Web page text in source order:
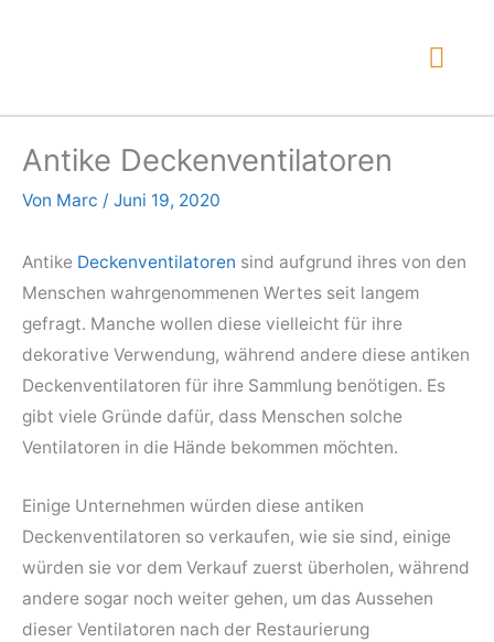
Antike Deckenventilatoren
Von Marc / Juni 19, 2020
Antike Deckenventilatoren sind aufgrund ihres von den
Menschen wahrgenommenen Wertes seit langem
gefragt. Manche wollen diese vielleicht für ihre
dekorative Verwendung, während andere diese antiken
Deckenventilatoren für ihre Sammlung benötigen. Es
gibt viele Gründe dafür, dass Menschen solche
Ventilatoren in die Hände bekommen möchten.
Einige Unternehmen würden diese antiken
Deckenventilatoren so verkaufen, wie sie sind, einige
würden sie vor dem Verkauf zuerst überholen, während
andere sogar noch weiter gehen, um das Aussehen
dieser Ventilatoren nach der Restaurierung